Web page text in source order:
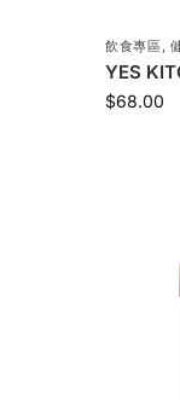
飲食專區,
YES
$68.00